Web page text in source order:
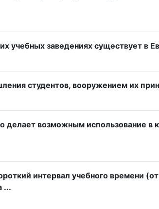
заведениях существует в
студентов, вооружением их
делает возможным использование в
интервал учебного времени
...